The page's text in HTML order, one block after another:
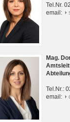
Tel.Nr.
email:
Mag.
Tel.Nr.:
email: